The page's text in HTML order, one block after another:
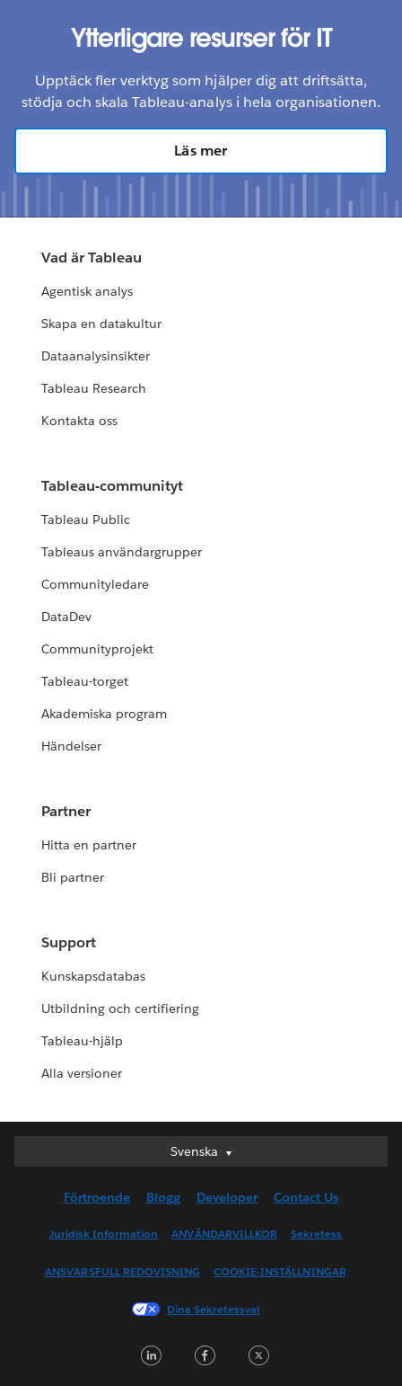
Ytterligare resurser för IT
Upptäck fler verktyg som hjälper dig att driftsätta,
stödja och skala Tableau-analys i hela organisationen.
Läs mer
Vad är Tableau
Agentisk analys
Skapa en datakultur
Dataanalysinsikter
Tableau Research
Kontakta oss
Tableau-communityt
Tableau Public
Tableaus användargrupper
Communityledare
DataDev
Communityprojekt
Tableau-torget
Akademiska program
Händelser
Partner
Hitta en partner
Bli partner
Support
Kunskapsdatabas
Utbildning och certifiering
Tableau-hjälp
Alla versioner
Svenska
Svenska
English (UK)
English (US)
Français (Canada)
Français (France)
日本語
Förtroende Blogg Developer Contact Us
Juridisk Information ANVÄNDARVILLKOR Sekretess
ANSVARSFULL REDOVISNING COOKIE-INSTÄLLNINGAR
Dina Sekretessval
LinkedInFacebook